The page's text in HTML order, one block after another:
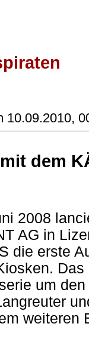
10.09.2010,
dem
2008
AG in
die erste
um
weiteren